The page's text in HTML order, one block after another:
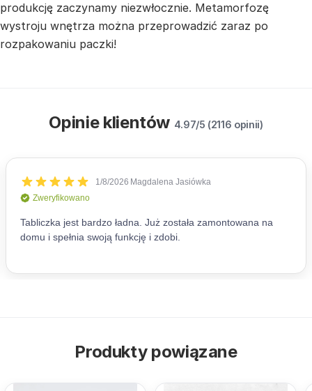
produkcję zaczynamy niezwłocznie. Metamorfozę
wystroju wnętrza można przeprowadzić zaraz po
rozpakowaniu paczki!
Opinie klientów 4.97/5 (2116 opinii)
Produkty powiązane